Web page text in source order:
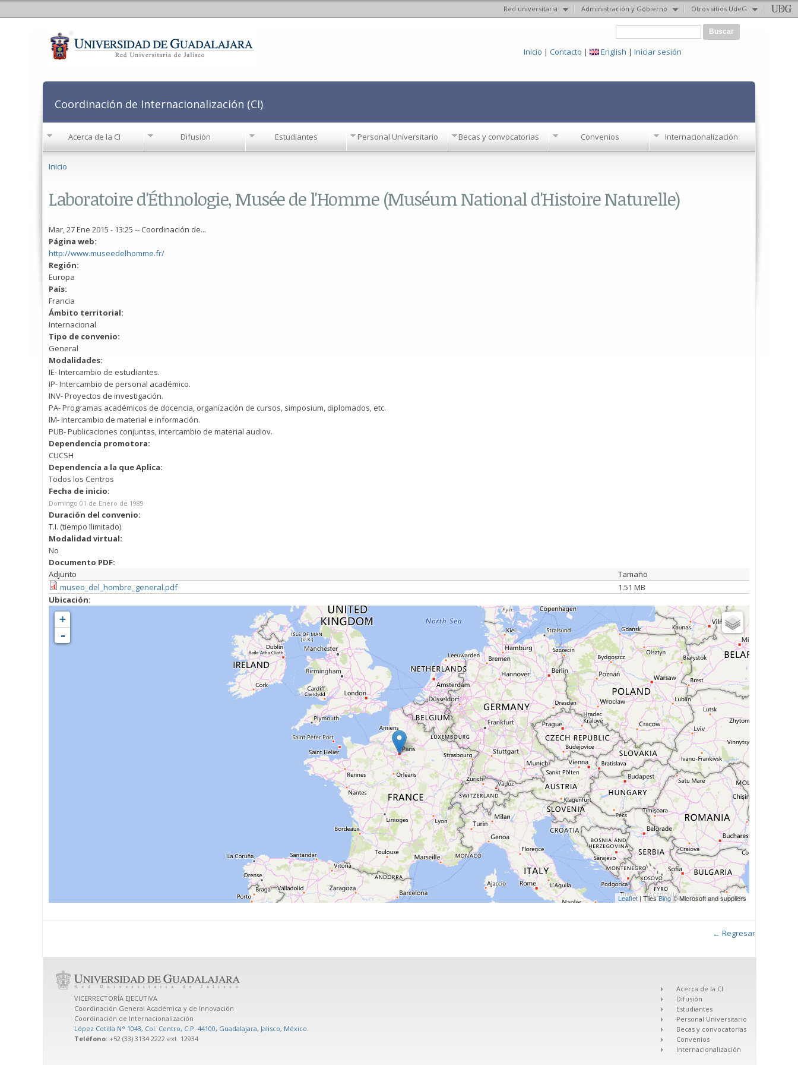
Red universitaria Administración y Gobierno Otros sitios UdeG
Formulario de búsqueda
Inicio | Contacto | English | Iniciar sesión
Coordinación de Internacionalización (CI)
Acerca de la CI Difusión Estudiantes Personal Universitario Becas y convocatorias Convenios Internacionalización
Se encuentra usted aquí
Inicio
Laboratoire d'Éthnologie, Musée de l'Homme (Muséum National d'Histoire Naturelle)
Mar, 27 Ene 2015 - 13:25 -- Coordinación de...
Página web:
http://www.museedelhomme.fr/
Región:
Europa
País:
Francia
Ámbito territorial:
Internacional
Tipo de convenio:
General
Modalidades:
IE- Intercambio de estudiantes.
IP- Intercambio de personal académico.
INV- Proyectos de investigación.
PA- Programas académicos de docencia, organización de cursos, simposium, diplomados, etc.
IM- Intercambio de material e información.
PUB- Publicaciones conjuntas, intercambio de material audiov.
Dependencia promotora:
CUCSH
Dependencia a la que Aplica:
Todos los Centros
Fecha de inicio:
Domingo 01 de Enero de 1989
Duración del convenio:
T.I. (tiempo ilimitado)
Modalidad virtual:
No
Documento PDF:
Adjunto
Tamaño
museo_del_hombre_general.pdf
1.51 MB
Ubicación:
+
-
Leaflet | TilesBing© Microsoft and suppliers
← Regresar
VICERRECTORÍA EJECUTIVA
Coordinación General Académica y de Innovación
Coordinación de Internacionalización
López Cotilla N° 1043, Col. Centro, C.P. 44100, Guadalajara, Jalisco, México.
Teléfono: +52 (33) 3134 2222 ext. 12934
Acerca de la CI
Difusión
Estudiantes
Personal Universitario
Becas y convocatorias
Convenios
Internacionalización